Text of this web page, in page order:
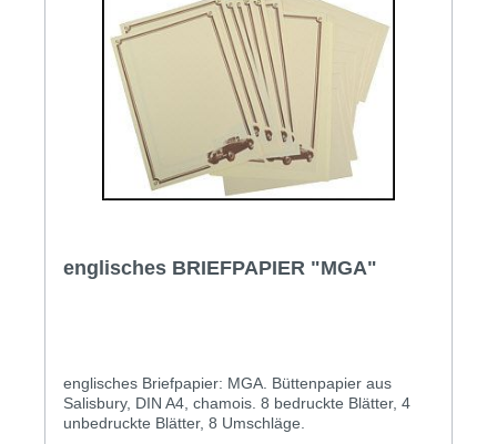
englisches BRIEFPAPIER "MGA"
englisches Briefpapier: MGA. Büttenpapier aus
Salisbury, DIN A4, chamois. 8 bedruckte Blätter, 4
unbedruckte Blätter, 8 Umschläge.